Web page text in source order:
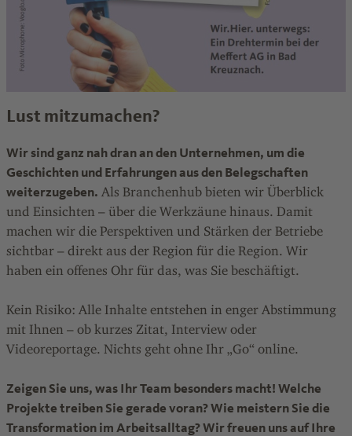
Lust mitzumachen?
Wir sind ganz nah dran an den Unternehmen, um die
Geschichten und Erfahrungen aus den Belegschaften
weiterzugeben. Als Branchenhub bieten wir Überblick
und Einsichten – über die Werkzäune hinaus. Damit
machen wir die Perspektiven und Stärken der Betriebe
sichtbar – direkt aus der Region für die Region. Wir
haben ein offenes Ohr für das, was Sie beschäftigt.
Kein Risiko: Alle Inhalte entstehen in enger Abstimmung
mit Ihnen – ob kurzes Zitat, Interview oder
Videoreportage. Nichts geht ohne Ihr „Go“ online.
Zeigen Sie uns, was Ihr Team besonders macht! Welche
Projekte treiben Sie gerade voran? Wie meistern Sie die
Transformation im Arbeitsalltag? Wir freuen uns auf Ihre